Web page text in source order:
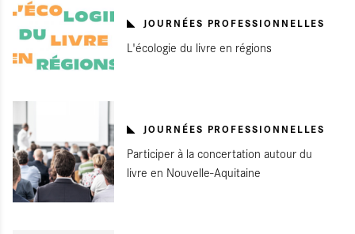
JOURNÉES PROFESSIONNELLES
L'écologie du livre en régions
JOURNÉES PROFESSIONNELLES
Participer à la concertation autour du
livre en Nouvelle-Aquitaine